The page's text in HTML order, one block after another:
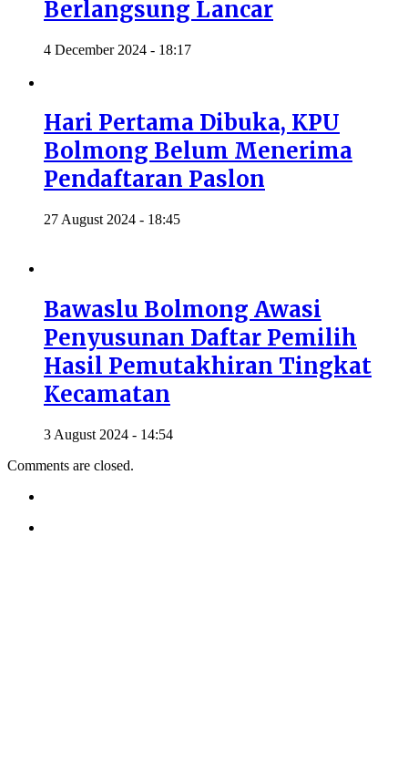
Berlangsung Lancar
4 December 2024 - 18:17
Hari Pertama Dibuka, KPU
Bolmong Belum Menerima
Pendaftaran Paslon
27 August 2024 - 18:45
Bawaslu Bolmong Awasi
Penyusunan Daftar Pemilih
Hasil Pemutakhiran Tingkat
Kecamatan
3 August 2024 - 14:54
Comments are closed.